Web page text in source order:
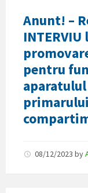
Anunt! –
pentru
08/12/2023 by